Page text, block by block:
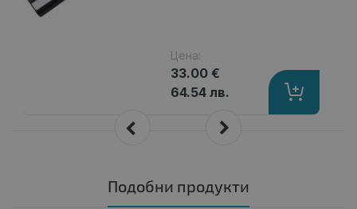
Цена:
33.00 €
64.54 лв.
Подобни продукти